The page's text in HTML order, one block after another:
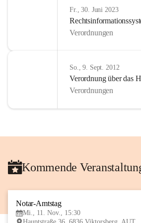
Fr., 30. Juni 2023
Verordnungen
So., 9. Sept. 2012
Verordnung über das
Verordnungen
Kommende
Notar-Amtstag
Mi., 11. Nov., 15:30